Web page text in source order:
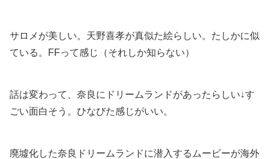
サロメが美しい。天野喜孝が真似た絵らしい。たしかに似
ている。FFって感じ（それしか知らない）
話は変わって、奈良にドリームランドがあったらしい↓す
ごい面白そう。ひなびた感じがいい。
廃墟化した奈良ドリームランドに潜入するムービーが海外